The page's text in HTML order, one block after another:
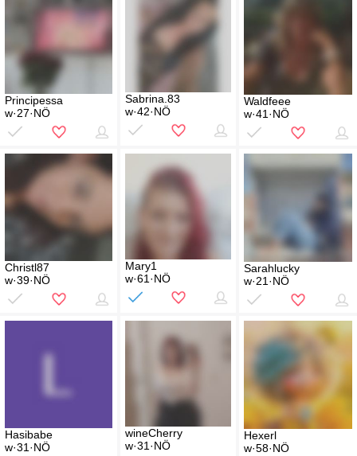
Principessa
w·27·NÖ
Sabrina.83
w·42·NÖ
Waldfeee
w·41·NÖ
Christl87
w·39·NÖ
Mary1
w·61·NÖ
Sarahlucky
w·21·NÖ
Hasibabe
w·31·NÖ
wineCherry
w·31·NÖ
Hexerl
w·58·NÖ